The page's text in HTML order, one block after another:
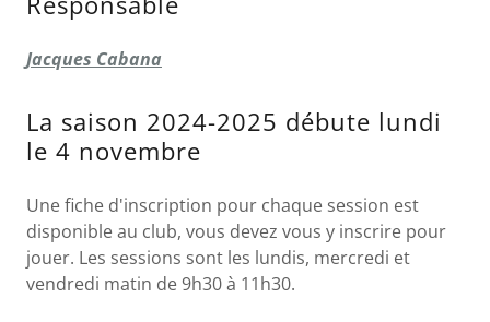
Jacques Cabana
La saison 2024-2025 débute lundi
le 4 novembre
Une fiche d'inscription pour chaque session est
disponible au club, vous devez vous y inscrire pour
jouer. Les sessions sont les lundis, mercredi et
vendredi matin de 9h30 à 11h30.